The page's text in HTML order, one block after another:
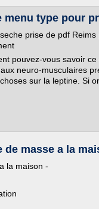
menu type pour
prise de pdf
pouvez-vous savoir
neuro-musculaires
sur la leptine. Si
masse a la
la maison -